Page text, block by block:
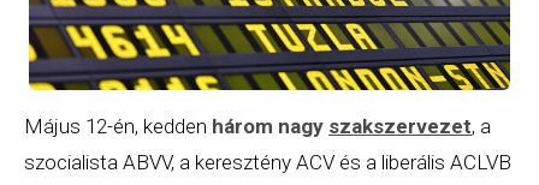
Május 12-én, kedden három nagy szakszervezet, a
szocialista ABVV, a keresztény ACV és a liberális ACLVB